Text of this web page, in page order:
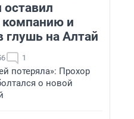
оставил
и
глушь на Алтай
1
потеряла»: Прохор
о новой